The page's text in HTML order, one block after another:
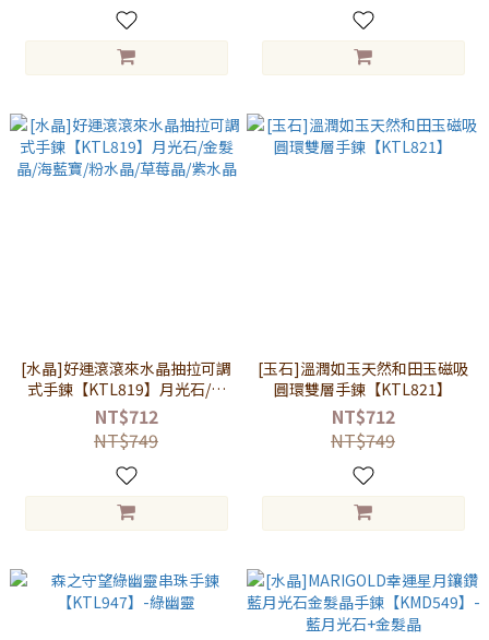
[水晶]好運滾滾來水晶抽拉可調
式手鍊【KTL819】月光石/金
髮晶/海藍寶/粉水晶/草莓晶/紫
水晶
NT$712
NT$749
[玉石]溫潤如玉天然和田玉磁吸
圓環雙層手鍊【KTL821】
NT$712
NT$749